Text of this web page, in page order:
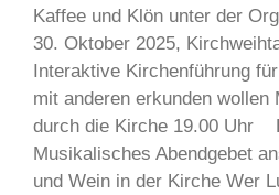
Kaffee und Klön unter der
30. Oktober 2025,
Interaktive Kirchenführung
mit anderen erkunden wollen
durch die Kirche 19.00 Uhr
Musikalisches Abendgebet
und Wein in der Kirche Wer